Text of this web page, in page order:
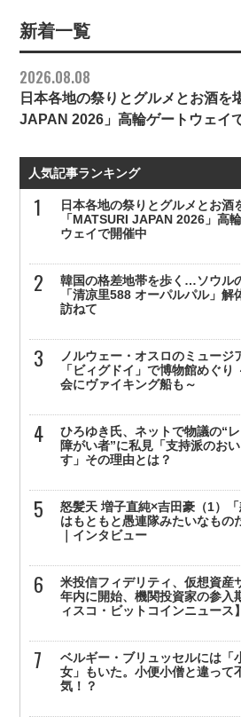
新着一覧
2026.08.08
日本各地の祭りとグルメとお酒を
JAPAN 2026」高輪ゲートウェイ
人気記事ランキング
日本各地の祭りとグルメとお酒
「MATSURI JAPAN 2026」高
ウェイで開催中
韓国の格差地帯を歩く…ソウル
「清凉里588 オーパルパル」解
訪ねて
ノルウェー・オスロのミュージ
「ビィグドイ」で博物館めぐり
会にヴァイキング船も～
ひろゆき氏、ネットで物議の“
障がい者”に私見「支持派のお
す」その理由とは？
怒髪天 増子直純×吉田豪（1）
はもともと愚連隊みたいなもの
｜インタビュー
米投信フィデリティ、仮想資産
年内に開始、機関投資家の参入
ィスコ・ビットコインニュース】
ベルギー・ブリュッセルには「
女」もいた。小便小僧と違って
気！？